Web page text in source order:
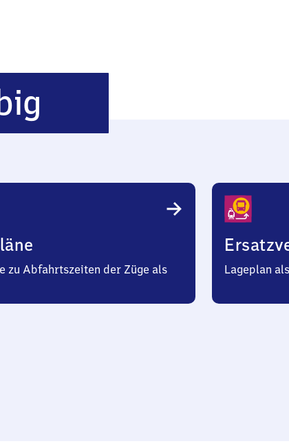
Böbig
zu Abfahrtszeiten der Züge als
Lageplan